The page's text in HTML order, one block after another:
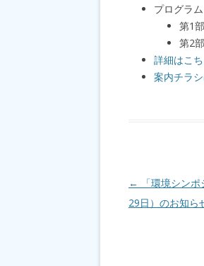
プログラム
第1
第2
詳細はこ
案内チラ
投稿ナビゲーシ
←
「環境シン
29日）のお知ら